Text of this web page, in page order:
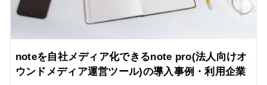
noteを自社メディア化できるnote pro(法人向けオ
ウンドメディア運営ツール)の導入事例・利用企業